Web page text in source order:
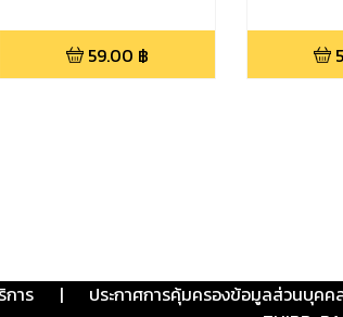
59.00 ฿
การ | ประกาศการคุ้มครองข้อมูลส่วนบุคค